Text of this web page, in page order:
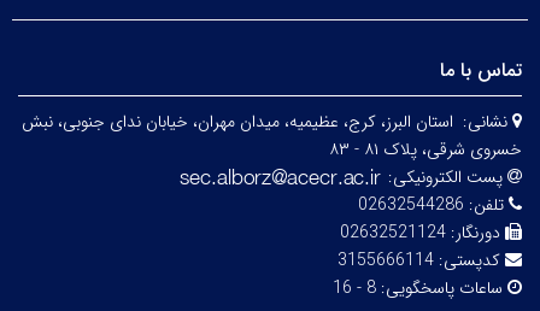
تماس با ما
نشانی: استان البرز، کرج، عظیمیه، میدان مهران، خیابان ندای جنوبی، نبش
خسروی شرقی، پلاک ۸۱ - ۸۳
پست الکترونیکی:
تلفن: 02632544286
دورنگار: 02632521124
کدپستی: 3155666114
ساعات پاسخگویی: 8 - 16